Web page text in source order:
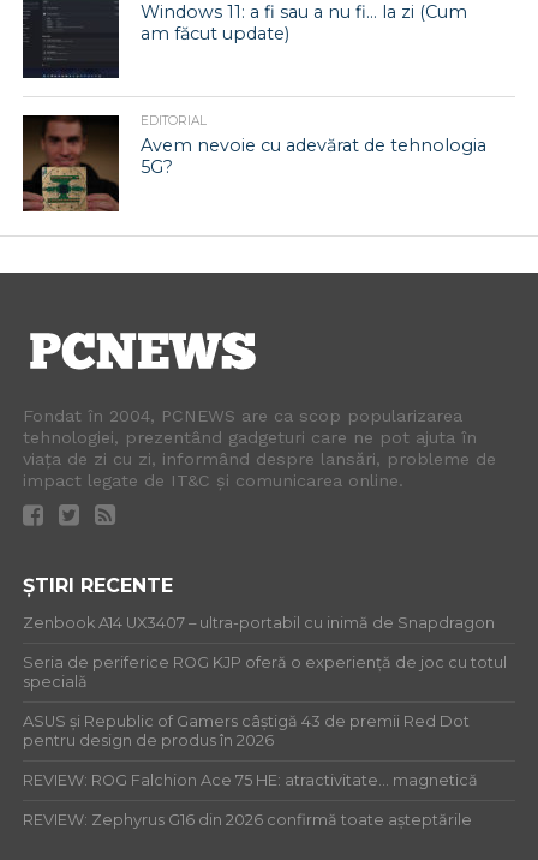
Windows 11: a fi sau a nu fi… la zi (Cum
am făcut update)
EDITORIAL
Avem nevoie cu adevărat de tehnologia
5G?
Fondat în 2004, PCNEWS are ca scop popularizarea
tehnologiei, prezentând gadgeturi care ne pot ajuta în
viața de zi cu zi, informând despre lansări, probleme de
impact legate de IT&C și comunicarea online.
ȘTIRI RECENTE
Zenbook A14 UX3407 – ultra-portabil cu inimă de Snapdragon
Seria de periferice ROG KJP oferă o experiență de joc cu totul
specială
ASUS și Republic of Gamers câștigă 43 de premii Red Dot
pentru design de produs în 2026
REVIEW: ROG Falchion Ace 75 HE: atractivitate… magnetică
REVIEW: Zephyrus G16 din 2026 confirmă toate așteptările